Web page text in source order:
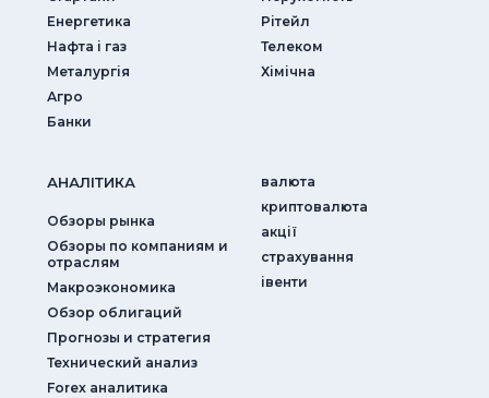
Енергетика
Нафта і газ
Металургія
Агро
Банки
Рітейл
Телеком
Хімічна
АНАЛIТИКА
Обзоры рынка
Обзоры по компаниям и
отраслям
Макроэкономика
Обзор облигаций
Прогнозы и стратегия
Технический анализ
Forex аналитика
валюта
криптовалюта
акції
страхування
iвенти